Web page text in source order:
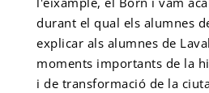
durant el qual els alumnes
explicar als alumnes de
moments importants de la
i de transformació de la